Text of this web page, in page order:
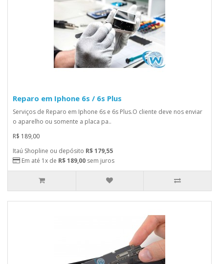
Reparo em Iphone 6s / 6s Plus
Serviços de Reparo em Iphone 6s e 6s Plus.O cliente deve nos enviar
o aparelho ou somente a placa pa..
R$ 189,00
Itaú Shopline ou depósito R$ 179,55
Em até 1x de R$ 189,00 sem juros